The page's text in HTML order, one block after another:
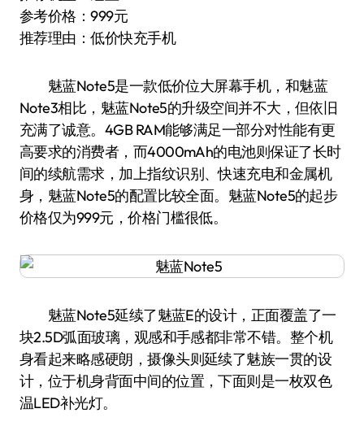
参考价格：999元
推荐理由：低价快充手机
魅蓝Note5是一款低价位大屏幕手机，和魅蓝
Note3相比，魅蓝Note5的升级空间并不大，但依旧
充满了诚意。4GB RAM能够满足一部分对性能有更
高要求的消费者，而4000mAh的电池则保证了长时
间的续航需求，加上指纹识别、快速充电和金属机
身，魅蓝Note5的配置比较全面。魅蓝Note5的起步
价格仅为999元，价格门槛很低。
魅蓝Note5延续了魅蓝E的设计，正面覆盖了一
块2.5D弧面玻璃，观感和手感都非常不错。整个机
身看起来略感硬朗，摄像头则延续了魅族一贯的设
计，位于机身背面中间的位置，下面则是一枚双色
温LED补光灯。